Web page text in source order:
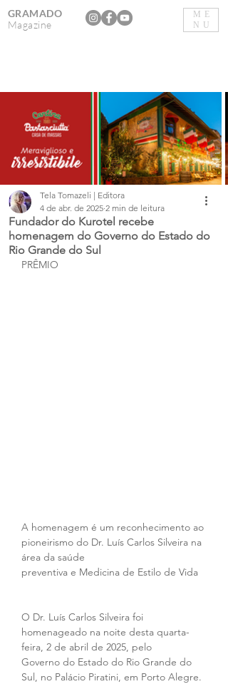
ME
NU
GRAMADO
Magazine
Fundador do Kurotel recebe
homenagem do Governo do Estado do
Rio Grande do Sul
Tela Tomazeli | Editora
4 de abr. de 2025 2 min de leitura
PRÊMIO
A homenagem é um reconhecimento ao
pioneirismo do Dr. Luís Carlos Silveira na
área da saúde
preventiva e Medicina de Estilo de Vida
O Dr. Luís Carlos Silveira foi
homenageado na noite desta quarta-
feira, 2 de abril de 2025, pelo
Governo do Estado do Rio Grande do
Sul, no Palácio Piratini, em Porto Alegre.